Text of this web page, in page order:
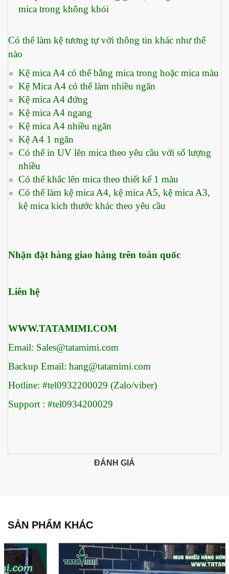
mica trong không khói
Có thể làm kệ tương tự với thông tin khác như thế
nào
Kệ mica A4 có thể bằng mica trong hoặc mica màu
Kệ Mica A4 có thể làm nhiều ngăn
Kệ mica A4 đứng
Kệ mica A4 ngang
Kệ mica A4 nhiều ngăn
Kệ A4 1 ngăn
Có thể in UV lên mica theo yêu cầu với số lượng
nhiều
Có thể khắc lên mica theo thiết kế 1 màu
Có thể làm kệ mica A4, kệ mica A5, kệ mica A3,
kệ mica kich thước khác theo yêu cầu
Nhận đặt hàng giao hàng trên toàn quốc
Liên hệ
WWW.TATAMIMI.COM
Email: Sales@tatamimi.com
Backup Email: hang@tatamimi.com
Hotline: #tel0932200029 (Zalo/viber)
Support : #tel0934200029
ĐÁNH GIÁ
SẢN PHẨM KHÁC